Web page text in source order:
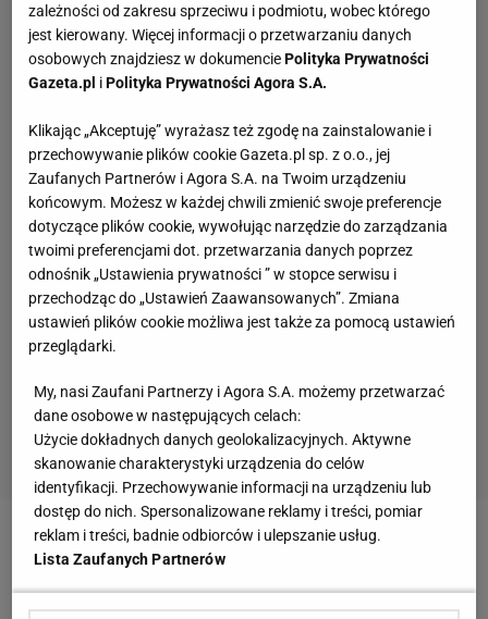
Zobacz wideoHistoryczna chwila! Polak pokonał
zależności od zakresu sprzeciwu i podmiotu, wobec którego
jest kierowany. Więcej informacji o przetwarzaniu danych
osobowych znajdziesz w dokumenciePolityka Prywatności
Gazeta.pl iPolityka Prywatności Agora S.A.
Klikając „Akceptuję” wyrażasz też zgodę na zainstalowanie i
przechowywanie plików cookie Gazeta.pl sp. z o.o., jej
Zaufanych Partnerów i Agora S.A. na Twoim urządzeniu
końcowym. Możesz w każdej chwili zmienić swoje preferencje
dotyczące plików cookie, wywołując narzędzie do zarządzania
twoimi preferencjami dot. przetwarzania danych poprzez
odnośnik „Ustawienia prywatności ” w stopce serwisu i
przechodząc do „Ustawień Zaawansowanych”. Zmiana
ustawień plików cookie możliwa jest także za pomocą ustawień
przeglądarki.
My, nasi Zaufani Partnerzy i Agora S.A. możemy przetwarzać
dane osobowe w następujących celach:
Użycie dokładnych danych geolokalizacyjnych. Aktywne
skanowanie charakterystyki urządzenia do celów
identyfikacji. Przechowywanie informacji na urządzeniu lub
dostęp do nich. Spersonalizowane reklamy i treści, pomiar
reklam i treści, badnie odbiorców i ulepszanie usług.
Lista Zaufanych Partnerów